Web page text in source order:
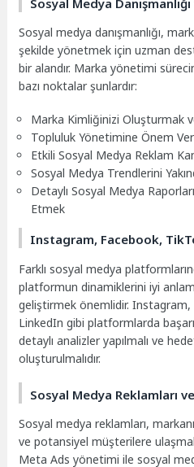
Sosyal Medya
Sosyal medya danışmanlığı,
şekilde yönetmek için uzman
bir alandır. Marka yönetimi
bazı noktalar şunlardır:
Marka Kimliğinizi Oluşturmak
Topluluk Yönetimine Önem
Etkili Sosyal Medya Reklam
Sosyal Medya Trendlerini
Detaylı Sosyal Medya
Etmek
Instagram, Facebook,
Farklı sosyal medya
platformun dinamiklerini iyi
geliştirmek önemlidir.
LinkedIn gibi platformlarda
detaylı analizler yapılmalı ve
oluşturulmalıdır.
Sosyal Medya Reklamları
Sosyal medya reklamları,
ve potansiyel müşterilere
Meta Ads yönetimi ile sosyal